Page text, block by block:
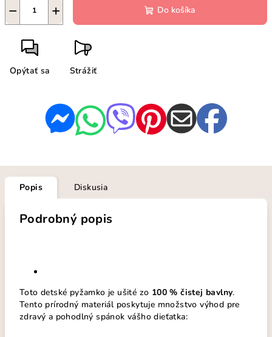
+
− Do košíka
Opýtať sa Strážiť
Popis Diskusia
Podrobný popis
Toto detské pyžamko je ušité zo 100 % čistej bavlny.
Tento prírodný materiál poskytuje množstvo výhod pre
zdravý a pohodlný spánok vášho dieťatka: